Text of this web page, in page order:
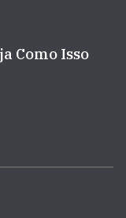
Como Isso